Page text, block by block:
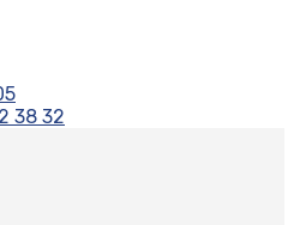
38 32